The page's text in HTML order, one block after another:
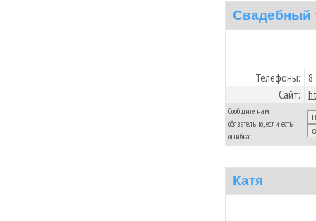
Свадебный
Телефоны: 8
Сайт:
Сообщите нам
обязательно, если есть
ошибка:
Катя